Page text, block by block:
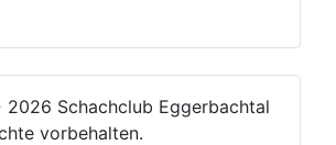
Schachclub Eggerbachtal
vorbehalten.